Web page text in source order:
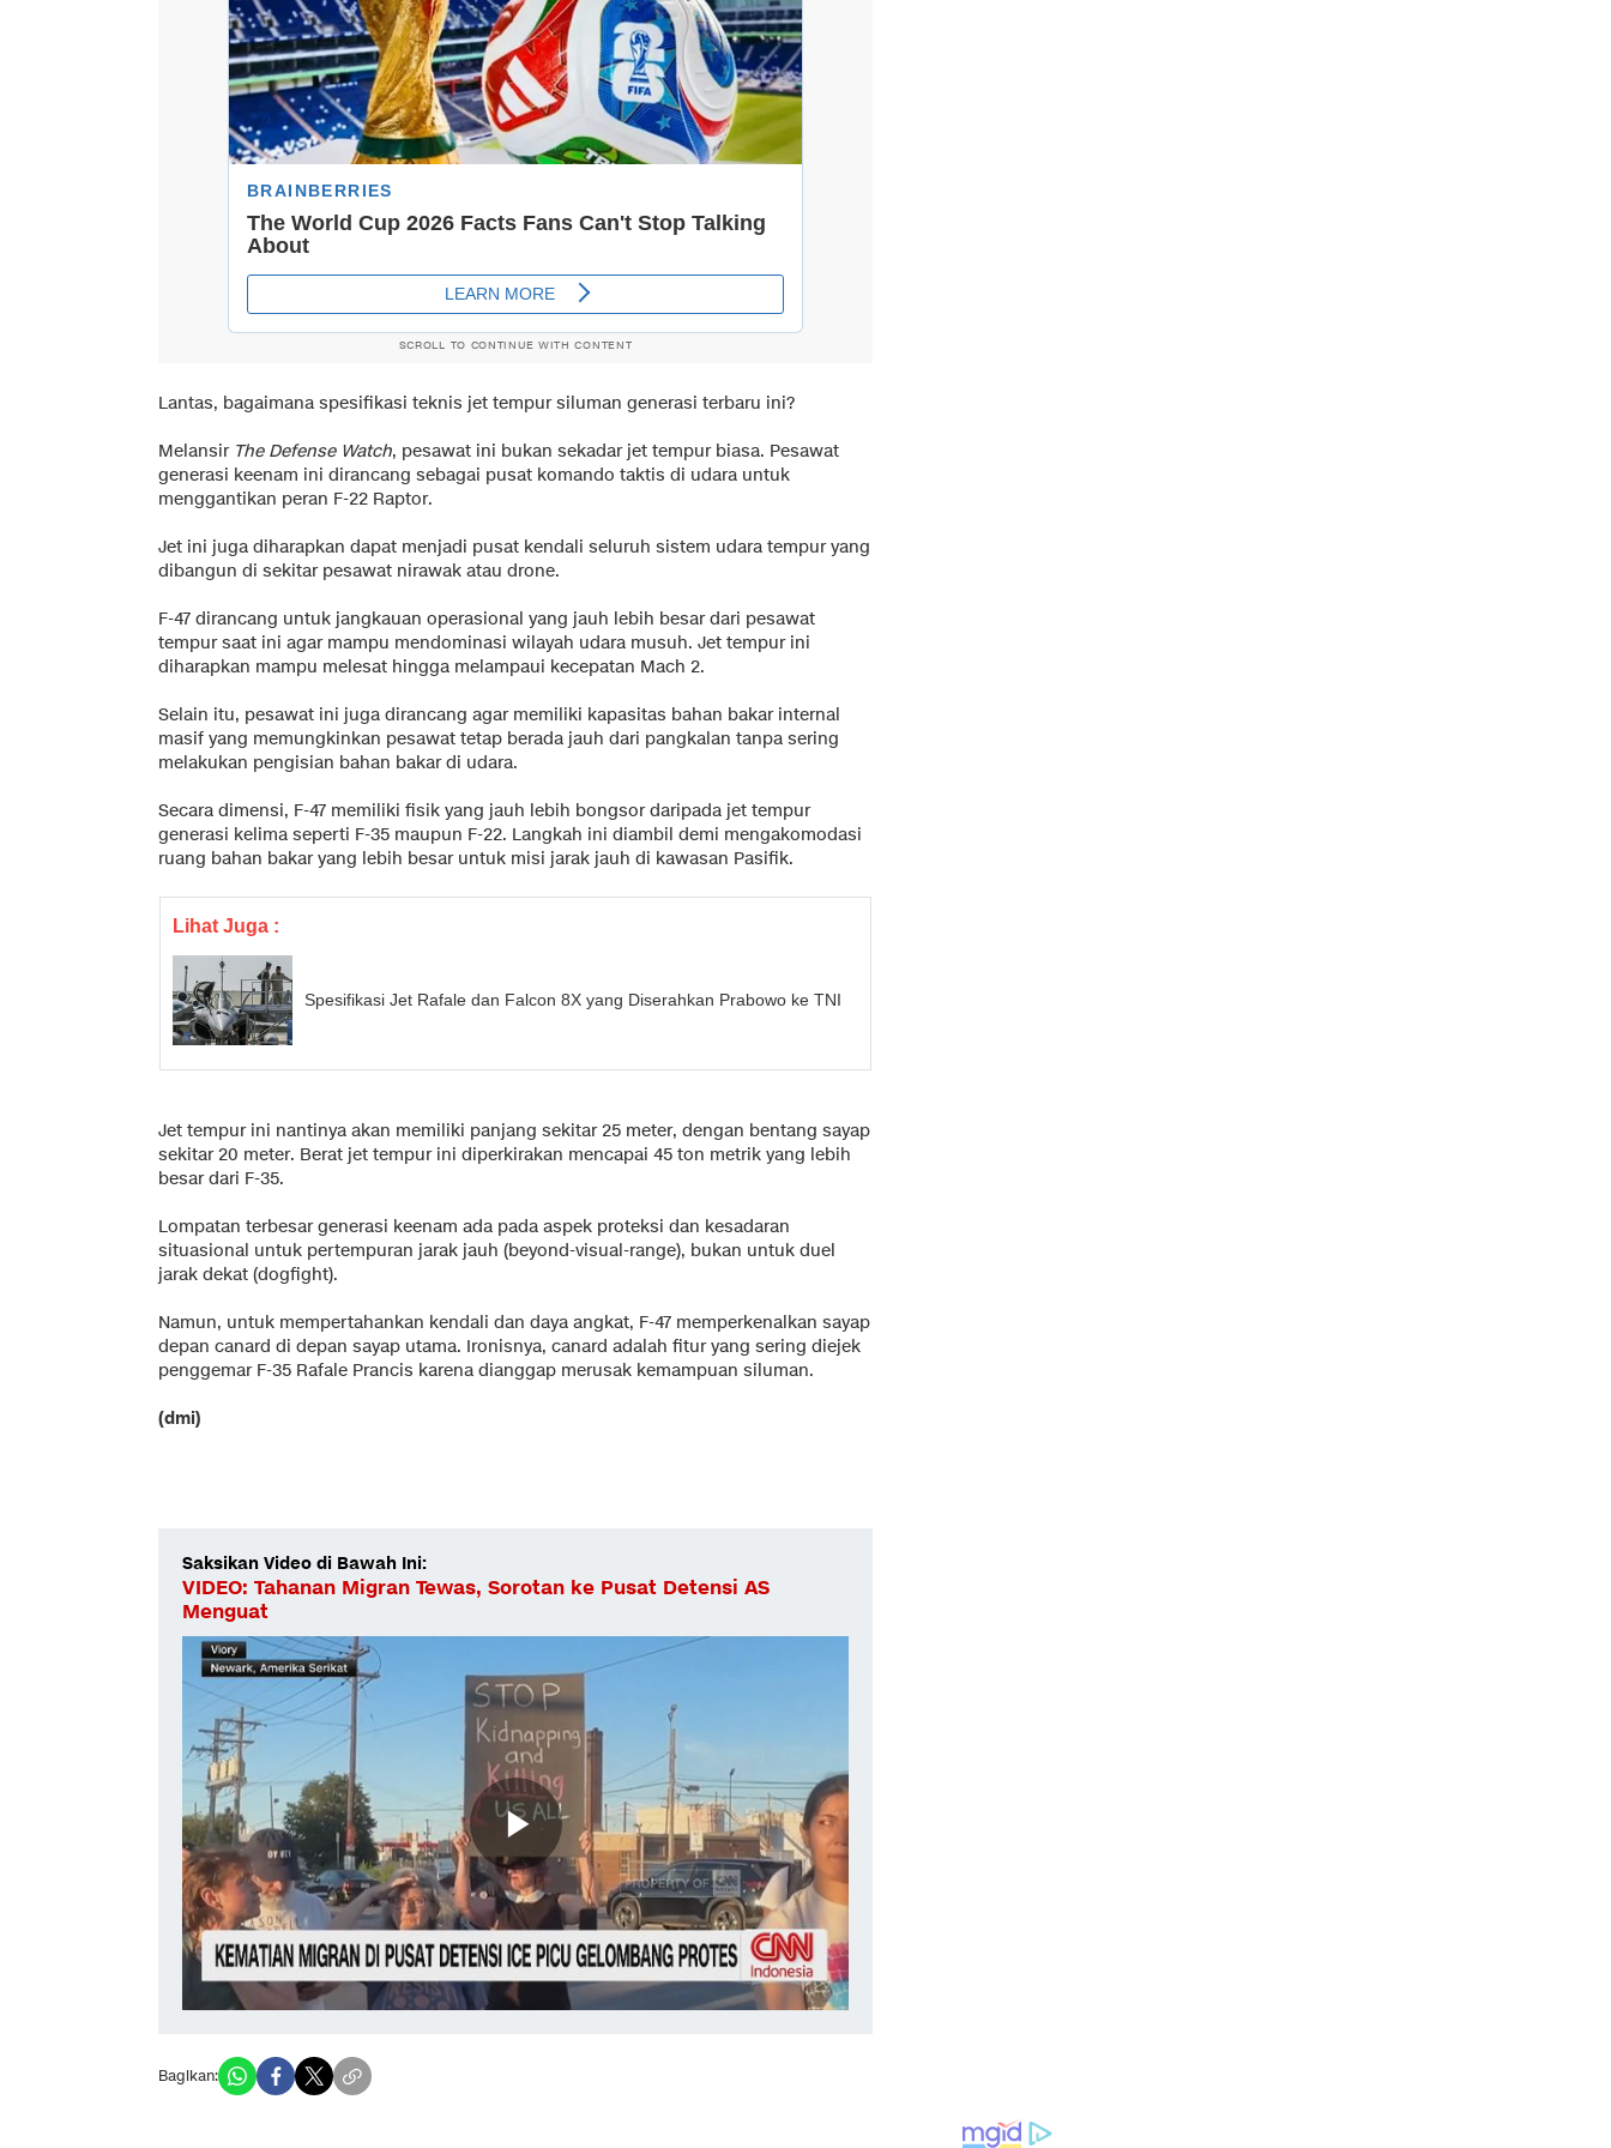
SCROLL TO CONTINUE WITH CONTENT
Lantas, bagaimana spesifikasi teknis jet tempur siluman generasi terbaru ini?
Melansir The Defense Watch, pesawat ini bukan sekadar jet tempur biasa. Pesawat
generasi keenam ini dirancang sebagai pusat komando taktis di udara untuk
menggantikan peran F-22 Raptor.
Jet ini juga diharapkan dapat menjadi pusat kendali seluruh sistem udara tempur yang
dibangun di sekitar pesawat nirawak atau drone.
F-47 dirancang untuk jangkauan operasional yang jauh lebih besar dari pesawat
tempur saat ini agar mampu mendominasi wilayah udara musuh. Jet tempur ini
diharapkan mampu melesat hingga melampaui kecepatan Mach 2.
Selain itu, pesawat ini juga dirancang agar memiliki kapasitas bahan bakar internal
masif yang memungkinkan pesawat tetap berada jauh dari pangkalan tanpa sering
melakukan pengisian bahan bakar di udara.
Secara dimensi, F-47 memiliki fisik yang jauh lebih bongsor daripada jet tempur
generasi kelima seperti F-35 maupun F-22. Langkah ini diambil demi mengakomodasi
ruang bahan bakar yang lebih besar untuk misi jarak jauh di kawasan Pasifik.
Lihat Juga :
Spesifikasi Jet Rafale dan Falcon 8X yang Diserahkan Prabowo ke TNI
Jet tempur ini nantinya akan memiliki panjang sekitar 25 meter, dengan bentang sayap
sekitar 20 meter. Berat jet tempur ini diperkirakan mencapai 45 ton metrik yang lebih
besar dari F-35.
Lompatan terbesar generasi keenam ada pada aspek proteksi dan kesadaran
situasional untuk pertempuran jarak jauh (beyond-visual-range), bukan untuk duel
jarak dekat (dogfight).
Namun, untuk mempertahankan kendali dan daya angkat, F-47 memperkenalkan sayap
depan canard di depan sayap utama. Ironisnya, canard adalah fitur yang sering diejek
penggemar F-35 Rafale Prancis karena dianggap merusak kemampuan siluman.
(dmi)
Saksikan Video di Bawah Ini:
VIDEO: Tahanan Migran Tewas, Sorotan ke Pusat Detensi AS
Menguat
Bagikan: